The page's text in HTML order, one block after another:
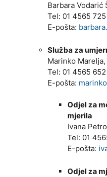
Barbara
Tel: 01 4565 725
E-pošta:
Služba za
Marinko
Tel: 01 4565 652
E-pošta:
Odjel za
mjerila
Ivana
Tel: 01
E-pošta:
Odjel za